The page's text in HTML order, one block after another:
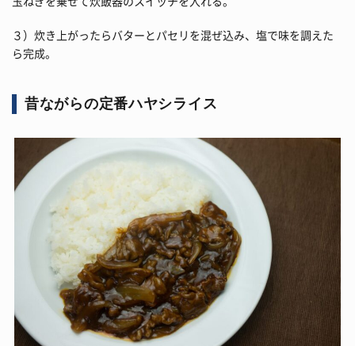
３）炊き上がったらバターとパセリを混ぜ込み、塩で味を調えた
ら完成。
昔ながらの定番ハヤシライス